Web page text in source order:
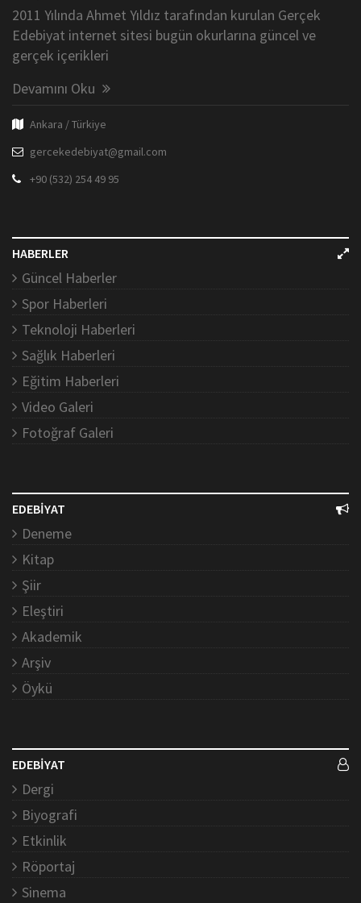
2011 Yılında Ahmet Yıldız tarafından kurulan Gerçek
Edebiyat internet sitesi bugün okurlarına güncel ve
gerçek içerikleri
Devamını Oku
Ankara / Türkiye
gercekedebiyat@gmail.com
+90 (532) 254 49 95
HABERLER
Güncel Haberler
Spor Haberleri
Teknoloji Haberleri
Sağlık Haberleri
Eğitim Haberleri
Video Galeri
Fotoğraf Galeri
EDEBİYAT
Deneme
Kitap
Şiir
Eleştiri
Akademik
Arşiv
Öykü
EDEBİYAT
Dergi
Biyografi
Etkinlik
Röportaj
Sinema